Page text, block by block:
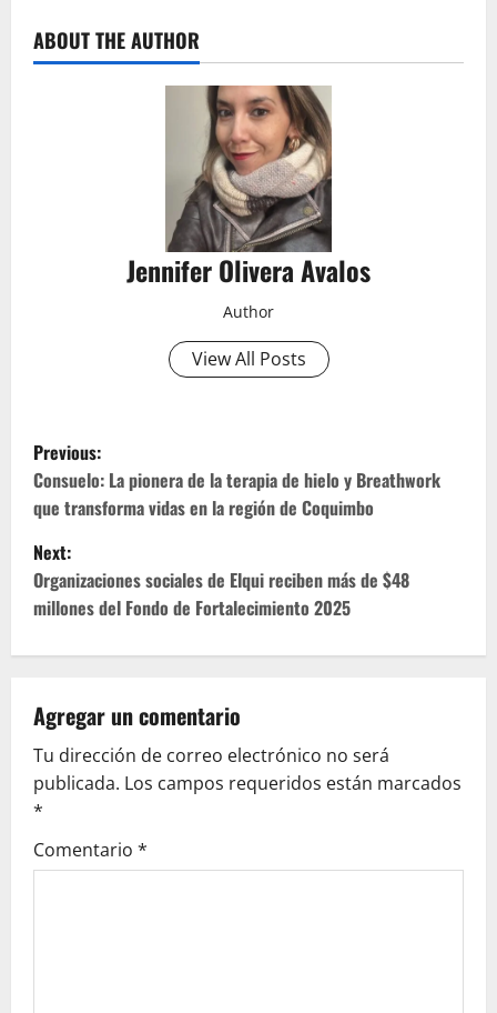
ABOUT THE AUTHOR
Jennifer Olivera Avalos
Author
View All Posts
P
o
s
t
n
v
i
g
a
Previous:
Consuelo: La pionera de la terapia de hielo y Breathwork
que transforma vidas en la región de Coquimbo
Next:
Organizaciones sociales de Elqui reciben más de $48
millones del Fondo de Fortalecimiento 2025
Agregar un comentario
Tu dirección de correo electrónico no será
publicada. Los campos requeridos están marcados
*
Comentario *